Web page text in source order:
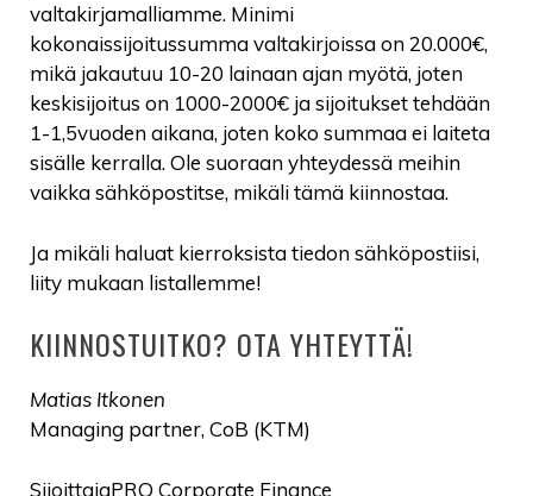
valtakirjamalliamme. Minimi
kokonaissijoitussumma valtakirjoissa on 20.000€,
mikä jakautuu 10-20 lainaan ajan myötä, joten
keskisijoitus on 1000-2000€ ja sijoitukset tehdään
1-1,5vuoden aikana, joten koko summaa ei laiteta
sisälle kerralla. Ole suoraan yhteydessä meihin
vaikka sähköpostitse, mikäli tämä kiinnostaa.
Ja mikäli haluat kierroksista tiedon sähköpostiisi,
liity mukaan listallemme!
KIINNOSTUITKO? OTA YHTEYTTÄ!
Matias Itkonen
Managing partner, CoB (KTM)
SijoittajaPRO Corporate Finance